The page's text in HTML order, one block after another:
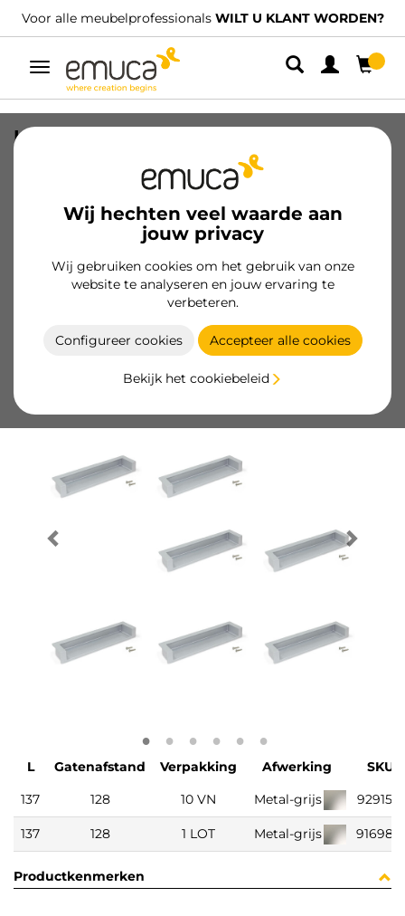
Voor alle meubelprofessionals WILT U KLANT WORDEN?
Umschaltbare
Navigation
Wij hechten veel waarde aan
jouw privacy
Wij gebruiken cookies om het gebruik van onze
website te analyseren en jouw ervaring te
verbeteren.
Configureer cookies Accepteer alle cookies
Bekijk het cookiebeleid
Lot van 10 Meubelgrepen Sedavi,
L137mm, 128mm Interaxis, Zamak,
Metal-grijs gelakt
9169825 / EAN 8432393304878
Klant worden
L Gatenafstand Verpakking Afwerking
SKU
137
128 10 VN Metal-grijs
137 128 1 LOT Metal-grijs
Productkenmerken